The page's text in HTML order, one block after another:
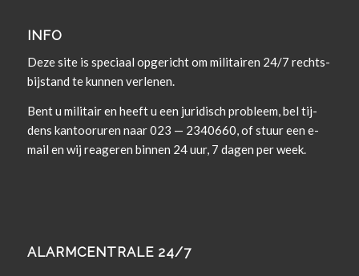
INFO
Deze site is spe­ci­aal opgericht om militairen 24/7 rechts­
bi­j­s­tand te kun­nen verlenen.
Bent u militair en heeft u een juridisch prob­leem, bel tij­
dens kan­tooruren naar 023 — 2340660, of stuur een e-
mail en wij rea­geren bin­nen 24 uur, 7 dagen per week.
ALARMCENTRALE 24/7